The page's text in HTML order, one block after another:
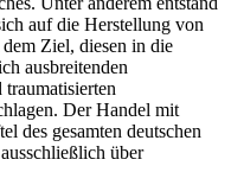
auf die Herstellung von
Ziel, diesen in die
ausbreitenden
Der Handel mit
des gesamten deutschen
über